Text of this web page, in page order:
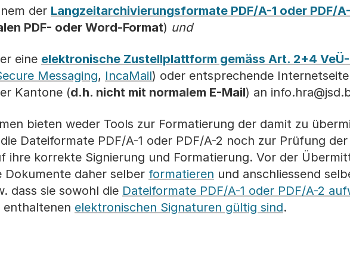
der Langzeitarchivierungsformate PDF/A-1 oder PDF/
PDF- oder Word-Format) und
eine elektronische Zustellplattform gemäss Art. 2+4
Messaging, IncaMail) oder entsprechende
Kantone (d.h. nicht mit normalem E-Mail) an
bieten weder Tools zur Formatierung der damit zu
Dateiformate PDF/A-1 oder PDF/A-2 noch zur Prüfung der
ihre korrekte Signierung und Formatierung. Vor der
Dokumente daher selber formatieren und anschliessend
dass sie sowohl die Dateiformate PDF/A-1 oder PDF/A-2
enthaltenen elektronischen Signaturen gültig sind.